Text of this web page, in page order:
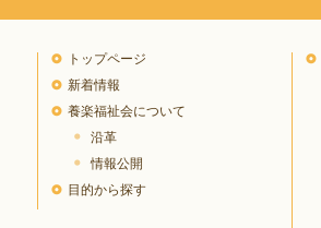
トップページ
新着情報
養楽福祉会について
沿革
情報公開
目的から探す